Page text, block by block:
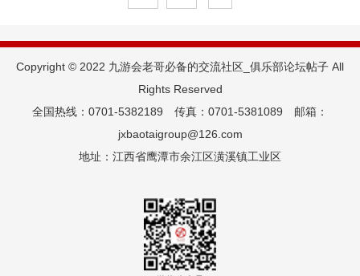
Copyright © 2022 九游会老哥必备的交流社区_俱乐部论坛帖子 All
Rights Reserved
全国热线：0701-5382189 传真：0701-5381089 邮箱：
jxbaotaigroup@126.com
地址：江西省鹰潭市余江区潢溪镇工业区